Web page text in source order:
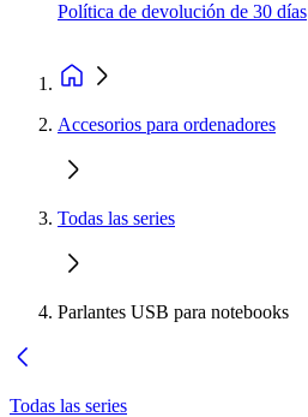
Política de devolución de 30 días
Accesorios para ordenadores
Todas las series
Parlantes USB para notebooks
Todas las series